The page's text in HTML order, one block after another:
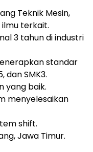
Teknik Mesin,
ilmu terkait.
3 tahun di industri
standar
dan SMK3.
yang baik.
menyelesaikan
shift.
Jawa Timur.